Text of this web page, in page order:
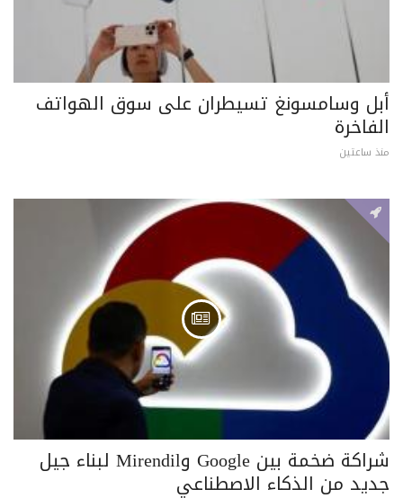
أبل وسامسونغ تسيطران على سوق الهواتف
الفاخرة
منذ ساعتين
شراكة ضخمة بين Google وMirendil لبناء جيل
جديد من الذكاء الاصطناعي